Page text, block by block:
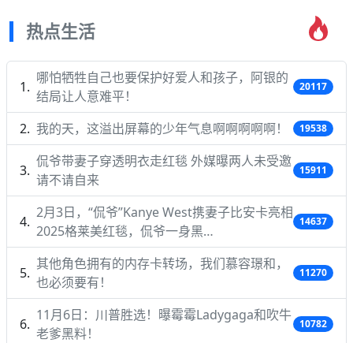
热点生活
哪怕牺牲自己也要保护好爱人和孩子，阿银的
结局让人意难平！
20117
我的天，这溢出屏幕的少年气息啊啊啊啊啊！ 19538
侃爷带妻子穿透明衣走红毯 外媒曝两人未受邀
请不请自来
15911
2月3日，“侃爷”Kanye West携妻子比安卡亮相
2025格莱美红毯，侃爷一身黑…
14637
其他角色拥有的内存卡转场，我们慕容璟和，
也必须要有！
11270
11月6日：川普胜选！曝霉霉Ladygaga和吹牛
老爹黑料！
10782